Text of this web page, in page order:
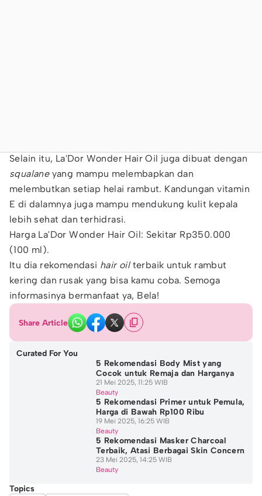
Selain itu, La'Dor Wonder Hair Oil juga dibuat dengan
squalane yang mampu melembapkan dan
melembutkan setiap helai rambut. Kandungan vitamin
E di dalamnya juga mampu mendukung kulit kepala
lebih sehat dan terhidrasi.
Harga La'Dor Wonder Hair Oil: Sekitar Rp350.000
(100 ml).
Itu dia rekomendasi hair oilterbaik untuk rambut
kering dan rusak yang bisa kamu coba. Semoga
informasinya bermanfaat ya, Bela!
Share Article
Curated For You
5 Rekomendasi Body Mist yang
Cocok untuk Remaja dan Harganya
21 Mei 2025, 11:25 WIB
Beauty
5 Rekomendasi Primer untuk Pemula,
Harga di Bawah Rp100 Ribu
19 Mei 2025, 16:25 WIB
Beauty
5 Rekomendasi Masker Charcoal
Terbaik, Atasi Berbagai Skin Concern
23 Mei 2025, 14:25 WIB
Beauty
Topics